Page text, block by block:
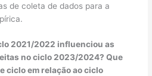
de coleta de dados para a
2021/2022 influenciou as
no ciclo 2023/2024? Que
ciclo em relação ao ciclo